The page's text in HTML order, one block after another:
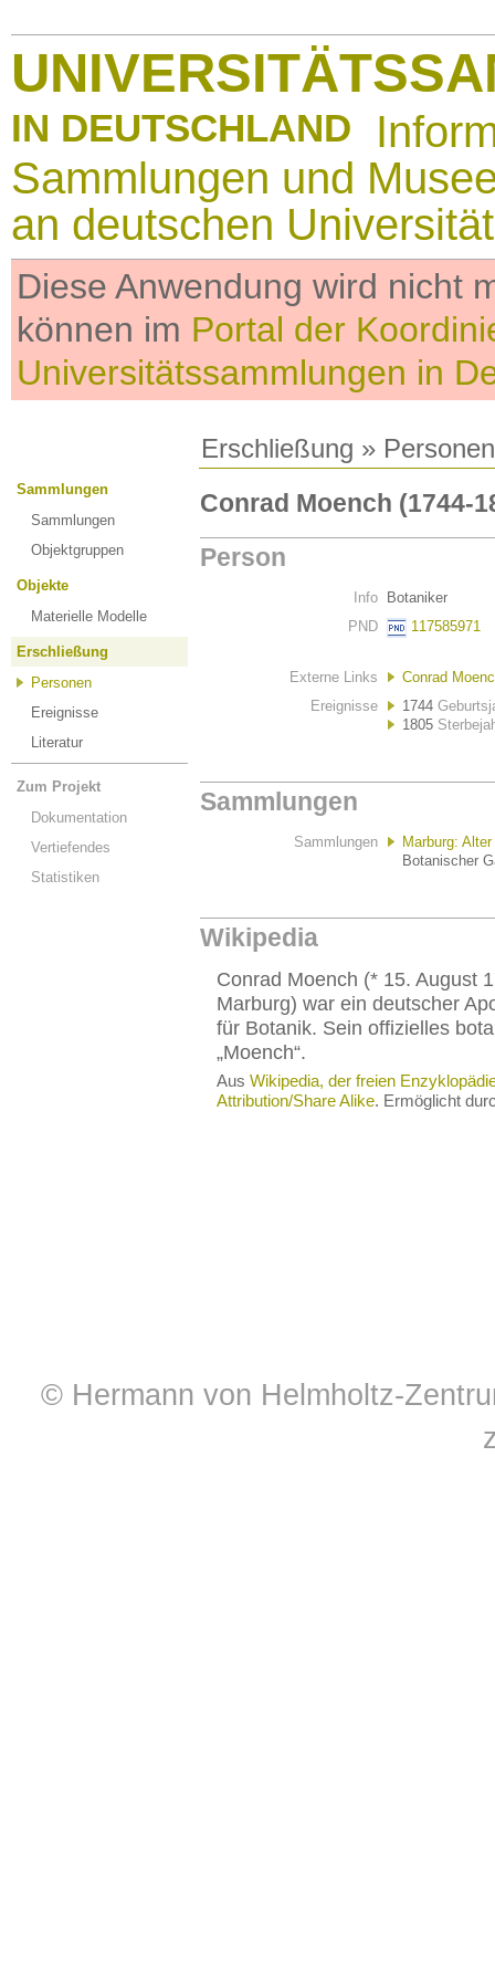
IN DEUTSCHLAND
Sammlungen und
an deutschen
Diese Anwendung wird nicht
können im Portal der
Universitätssammlungen in
Erschließung » Personen
Sammlungen
Sammlungen
Objektgruppen
Objekte
Materielle Modelle
Erschließung
Personen
Ereignisse
Literatur
Zum Projekt
Dokumentation
Vertiefendes
Statistiken
Conrad Moench (1744-
Person
Info
Botaniker
PND
117585971
Externe Links
Conrad
Ereignisse
1744
1805
Sammlungen
Sammlungen
Marburg:
Botanischer
Wikipedia
Conrad Moench (* 15. August
Marburg) war ein deutscher
für Botanik. Sein offizielles
„Moench“.
Aus Wikipedia, der freien
Attribution/Share Alike. Ermöglicht
© Hermann von Helmholtz-